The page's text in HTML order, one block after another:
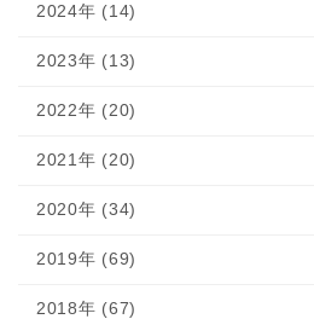
2024年 (14)
2023年 (13)
2022年 (20)
2021年 (20)
2020年 (34)
2019年 (69)
2018年 (67)